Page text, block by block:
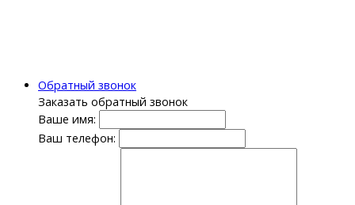
Обратный звонок
Заказать обратный звонок
Ваше имя:
Ваш телефон: